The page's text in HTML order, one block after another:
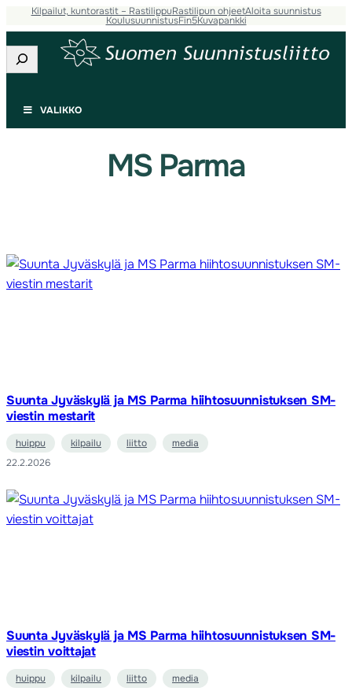
Siirry
sisältöön
Kilpailut, kuntorastit – RastilippuRastilipun ohjeetAloita suunnistus
KoulusuunnistusFin5Kuvapankki
Etsi
VALIKKO
MS Parma
Suunta Jyväskylä ja MS Parma hiihtosuunnistuksen SM-
viestin mestarit
huippu kilpailu liitto
media
22.2.2026
Suunta Jyväskylä ja MS Parma hiihtosuunnistuksen SM-
viestin voittajat
huippu kilpailu liitto
media